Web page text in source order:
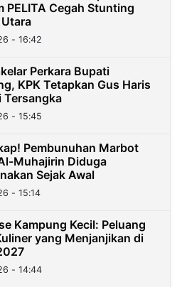
PELITA Cegah Stunting
- 16:42
Perkara Bupati
KPK Tetapkan Gus Haris
Tersangka
- 15:45
Pembunuhan Marbot
Muhajirin Diduga
Sejak Awal
- 15:14
Kampung Kecil: Peluang
yang Menjanjikan di
- 14:44